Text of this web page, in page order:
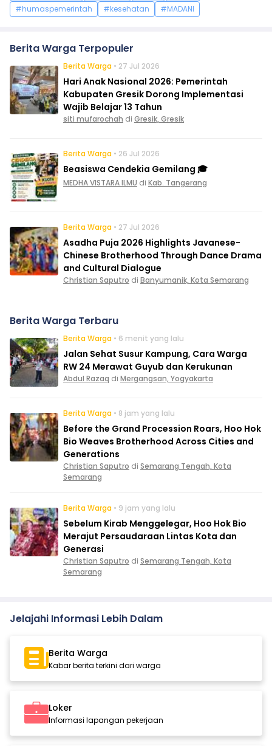
#humaspemerintah #kesehatan #MADANI
Berita Warga Terpopuler
Berita Warga • 27 Jul 2026
Hari Anak Nasional 2026: Pemerintah
Kabupaten Gresik Dorong Implementasi
Wajib Belajar 13 Tahun
siti mufarochah di Gresik, Gresik
Berita Warga • 26 Jul 2026
Beasiswa Cendekia Gemilang 🎓
MEDHA VISTARA ILMU di Kab. Tangerang
Berita Warga • 27 Jul 2026
Asadha Puja 2026 Highlights Javanese-
Chinese Brotherhood Through Dance Drama
and Cultural Dialogue
Christian Saputro di Banyumanik, Kota Semarang
Berita Warga Terbaru
Berita Warga • 6 menit yang lalu
Jalan Sehat Susur Kampung, Cara Warga
RW 24 Merawat Guyub dan Kerukunan
Abdul Razaq di Mergangsan, Yogyakarta
Berita Warga • 8 jam yang lalu
Before the Grand Procession Roars, Hoo Hok
Bio Weaves Brotherhood Across Cities and
Generations
Christian Saputro di Semarang Tengah, Kota
Semarang
Berita Warga • 9 jam yang lalu
Sebelum Kirab Menggelegar, Hoo Hok Bio
Merajut Persaudaraan Lintas Kota dan
Generasi
Christian Saputro di Semarang Tengah, Kota
Semarang
Jelajahi Informasi Lebih Dalam
Berita Warga
Kabar berita terkini dari warga
Loker
Informasi lapangan pekerjaan